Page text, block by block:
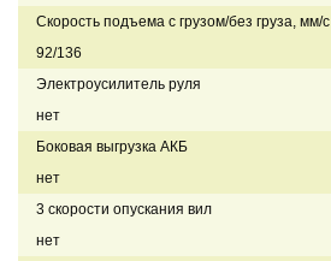
Скорость подъема с грузом/без груза, мм/с
92/136
Электроусилитель руля
нет
Боковая выгрузка АКБ
нет
3 скорости опускания вил
нет